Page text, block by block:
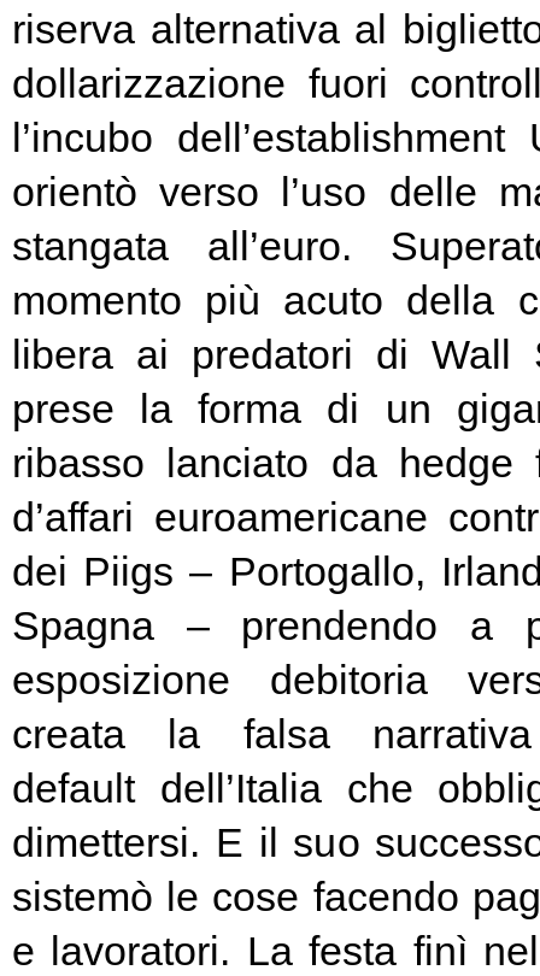
riserva alternativa al
dollarizzazione fuori
l’incubo
orientò verso l’uso delle
stangata all’euro.
momento più acuto della
libera ai predatori di Wall
prese la forma di un
ribasso lanciato da hedge
d’affari euroamericane
dei Piigs – Portogallo,
Spagna – prendendo a
esposizione debitoria
creata la falsa narrativa
default dell’Italia che
dimettersi. E il suo
sistemò le cose facendo
e lavoratori. La festa finì